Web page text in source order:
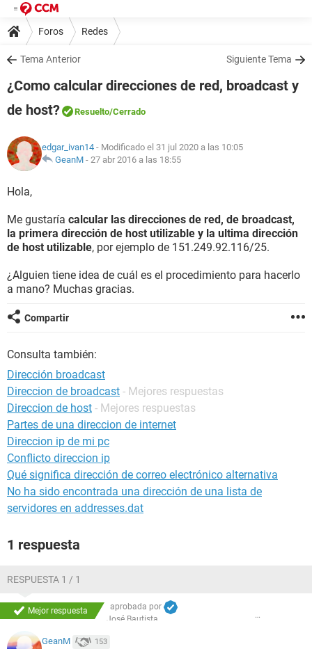
Foros Redes
Tema Anterior Siguiente Tema
¿Como calcular direcciones de red, broadcast y
de host?
Resuelto/Cerrado
edgar_ivan14 - Modificado el 31 jul 2020 a las 10:05
GeanM - 27 abr 2016 a las 18:55
Hola,
Me gustaría calcular las direcciones de red, de broadcast,
la primera dirección de host utilizable y la ultima dirección
de host utilizable, por ejemplo de 151.249.92.116/25.
¿Alguien tiene idea de cuál es el procedimiento para hacerlo
a mano? Muchas gracias.
Compartir
Consulta también:
Dirección broadcast
Direccion de broadcast - Mejores respuestas
Direccion de host - Mejores respuestas
Partes de una direccion de internet
Direccion ip de mi pc
Conflicto direccion ip
Qué significa dirección de correo electrónico alternativa
No ha sido encontrada una dirección de una lista de
servidores en addresses.dat
1 respuesta
RESPUESTA 1 / 1
Mejor respuesta
aprobada por
José Bautista
GeanM 153